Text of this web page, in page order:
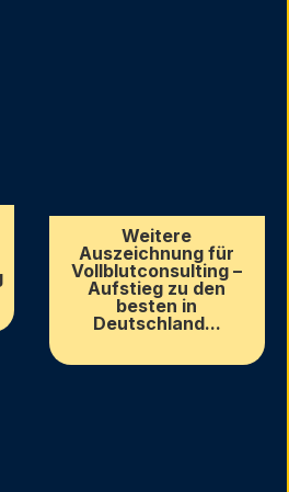
Weitere
Auszeichnung für
Vollblutconsulting –
Aufstieg zu den
besten in
Deutschland...